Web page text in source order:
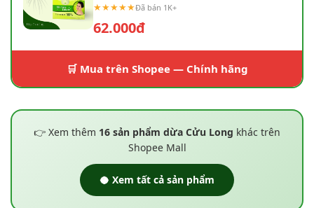
★★★★★Đã bán 1K+
62.000đ
🛒 Mua trên Shopee — Chính hãng
👉 Xem thêm 16 sản phẩm dừa Cửu Long khác trên
Shopee Mall
🥥 Xem tất cả sản phẩm